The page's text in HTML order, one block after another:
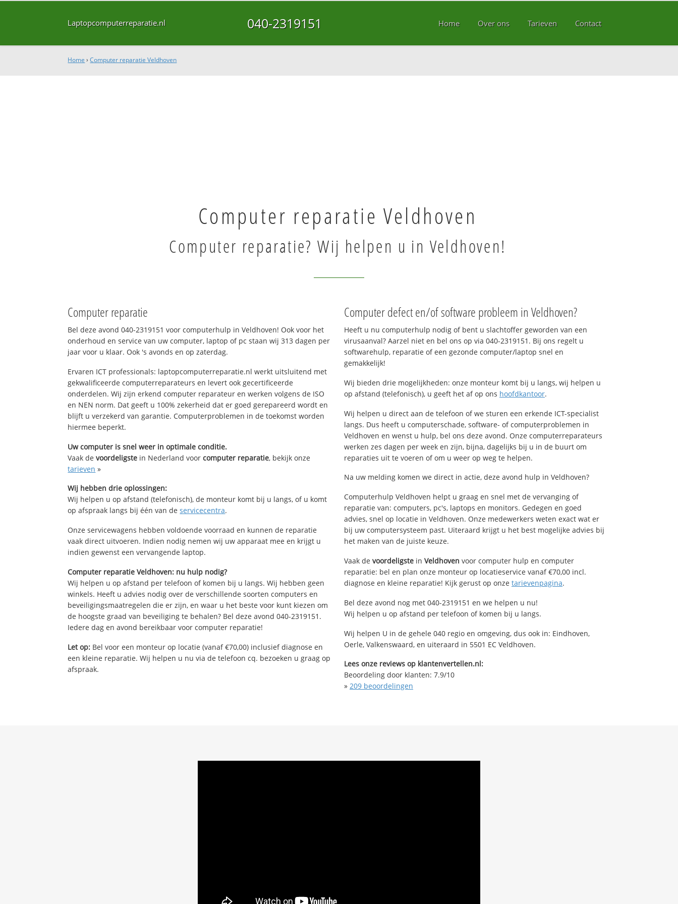
Laptopcomputerreparatie.nl 040-2319151 Home Over ons Tarieven Contact
Home ›Computer reparatie Veldhoven
Computer reparatie Veldhoven
Computer reparatie? Wij helpen u in Veldhoven!
Computer reparatie
Bel deze avond 040-2319151 voor computerhulp in Veldhoven! Ook voor het
onderhoud en service van uw computer, laptop of pc staan wij 313 dagen per
jaar voor u klaar. Ook 's avonds en op zaterdag.
Ervaren ICT professionals: laptopcomputerreparatie.nl werkt uitsluitend met
gekwalificeerde computerreparateurs en levert ook gecertificeerde
onderdelen. Wij zijn erkend computer reparateur en werken volgens de ISO
en NEN norm. Dat geeft u 100% zekerheid dat er goed gerepareerd wordt en
blijft u verzekerd van garantie. Computerproblemen in de toekomst worden
hiermee beperkt.
Uw computer is snel weer in optimale conditie.
Vaak devoordeligste in Nederland voorcomputer reparatie, bekijk onze
tarieven »
Wij hebben drie oplossingen:
Wij helpen u op afstand (telefonisch), de monteur komt bij u langs, of u komt
op afspraak langs bij één van deservicecentra.
Onze servicewagens hebben voldoende voorraad en kunnen de reparatie
vaak direct uitvoeren. Indien nodig nemen wij uw apparaat mee en krijgt u
indien gewenst een vervangende laptop.
Computer reparatie Veldhoven: nu hulp nodig?
Wij helpen u op afstand per telefoon of komen bij u langs. Wij hebben geen
winkels. Heeft u advies nodig over de verschillende soorten computers en
beveiligingsmaatregelen die er zijn, en waar u het beste voor kunt kiezen om
de hoogste graad van beveiliging te behalen? Bel deze avond 040-2319151.
Iedere dag en avond bereikbaar voor computer reparatie!
Let op: Bel voor een monteur op locatie (vanaf €70,00) inclusief diagnose en
een kleine reparatie. Wij helpen u nu via de telefoon cq. bezoeken u graag op
afspraak.
Computer defect en/of software probleem in Veldhoven?
Heeft u nu computerhulp nodig of bent u slachtoffer geworden van een
virusaanval? Aarzel niet en bel ons op via 040-2319151. Bij ons regelt u
softwarehulp, reparatie of een gezonde computer/laptop snel en
gemakkelijk!
Wij bieden drie mogelijkheden: onze monteur komt bij u langs, wij helpen u
op afstand (telefonisch), u geeft het af op ons hoofdkantoor.
Wij helpen u direct aan de telefoon of we sturen een erkende ICT-specialist
langs. Dus heeft u computerschade, software- of computerproblemen in
Veldhoven en wenst u hulp, bel ons deze avond. Onze computerreparateurs
werken zes dagen per week en zijn, bijna, dagelijks bij u in de buurt om
reparaties uit te voeren of om u weer op weg te helpen.
Na uw melding komen we direct in actie, deze avond hulp in Veldhoven?
Computerhulp Veldhoven helpt u graag en snel met de vervanging of
reparatie van: computers, pc's, laptops en monitors. Gedegen en goed
advies, snel op locatie in Veldhoven. Onze medewerkers weten exact wat er
bij uw computersysteem past. Uiteraard krijgt u het best mogelijke advies bij
het maken van de juiste keuze.
Vaak de voordeligste in Veldhoven voor computer hulp en computer
reparatie: bel en plan onze monteur op locatieservice vanaf €70,00 incl.
diagnose en kleine reparatie! Kijk gerust op onze tarievenpagina.
Bel deze avond nog met 040-2319151 en we helpen u nu!
Wij helpen u op afstand per telefoon of komen bij u langs.
Wij helpen U in de gehele 040 regio en omgeving, dus ook in: Eindhoven,
Oerle, Valkenswaard, en uiteraard in 5501 EC Veldhoven.
Lees onze reviews op klantenvertellen.nl:
Beoordeling door klanten: 7.9/10
» 209 beoordelingen